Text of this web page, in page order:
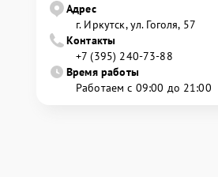
Адрес
г. Иркутск, ул. ​Гоголя, 57
Контакты
+7 (395) 240-73-88
Время работы
Работаем с 09:00 до 21:00